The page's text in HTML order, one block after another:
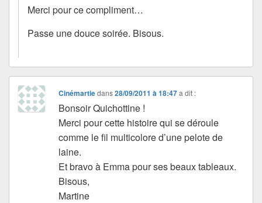
Merci pour ce compliment…
Passe une douce soirée. Bisous.
Cinémartiedans28/09/2011 à 18:47 a dit :
Bonsoir Quichottine !
Merci pour cette histoire qui se déroule
comme le fil multicolore d’une pelote de
laine.
Et bravo à Emma pour ses beaux tableaux.
Bisous,
Martine